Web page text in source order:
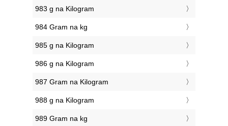
983 g na Kilogram
984 Gram na kg
985 g na Kilogram
986 g na Kilogram
987 Gram na Kilogram
988 g na Kilogram
989 Gram na kg